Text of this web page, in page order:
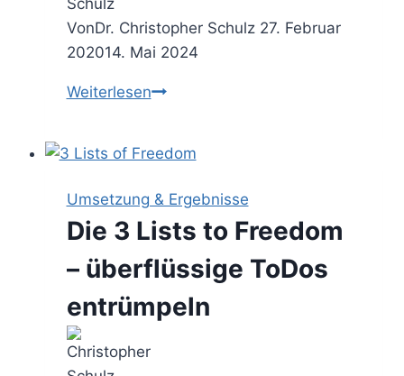
VonDr. Christopher Schulz 27. Februar
202014. Mai 2024
WeiterlesenDie
–
Arbeitsumgebungen
stetig
verbessern
Umsetzung & Ergebnisse
Die 3 Lists to Freedom
– überflüssige ToDos
entrümpeln